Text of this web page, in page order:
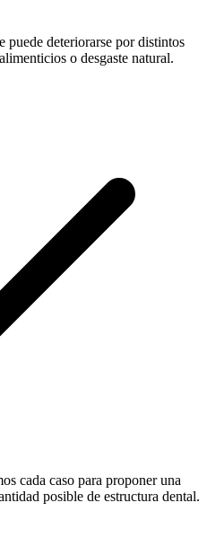
puede deteriorarse por distintos
o desgaste natural.
cada caso para proponer una
posible de estructura dental.